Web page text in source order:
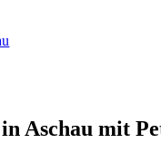
Aschau mit